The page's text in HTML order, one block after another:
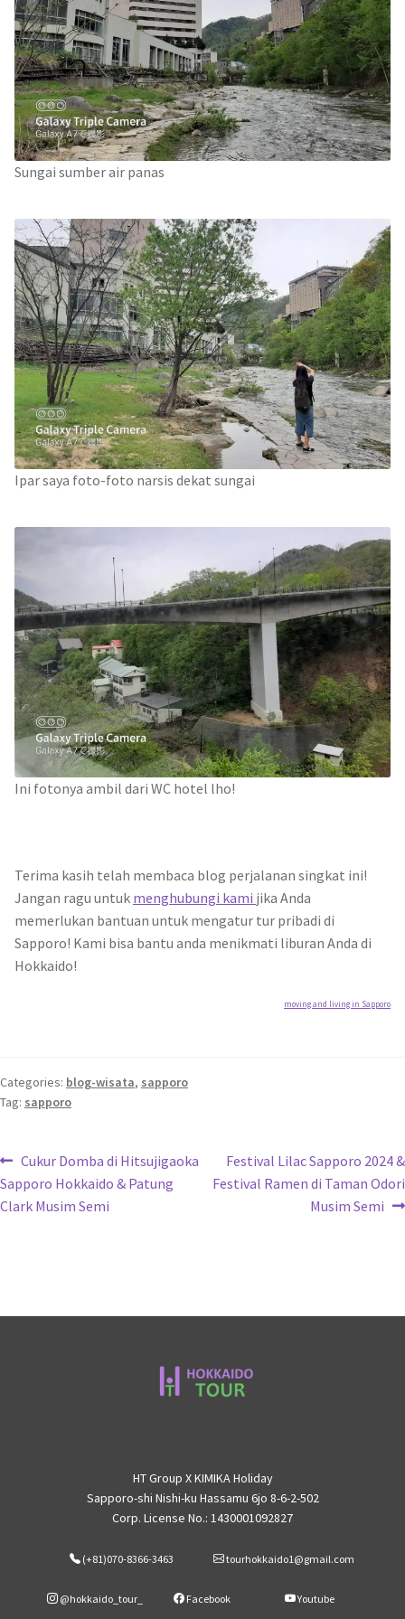
Sungai sumber air panas
Ipar saya foto-foto narsis dekat sungai
Ini fotonya ambil dari WC hotel lho!
Terima kasih telah membaca blog perjalanan singkat ini!
Jangan ragu untuk menghubungi kami jika Anda
memerlukan bantuan untuk mengatur tur pribadi di
Sapporo! Kami bisa bantu anda menikmati liburan Anda di
Hokkaido!
moving and living in Sapporo
Categories: blog-wisata, sapporo
Tag: sapporo
Navigasi
pos
Previous
post:
Cukur Domba di Hitsujigaoka
Sapporo Hokkaido & Patung
Clark Musim Semi
Next
post:
Festival Lilac Sapporo 2024 &
Festival Ramen di Taman Odori
Musim Semi
HT Group X KIMIKA Holiday
Sapporo-shi Nishi-ku Hassamu 6jo 8-6-2-502
Corp. License No.: 1430001092827
(+81)070-8366-3463 tourhokkaido1@gmail.com
@hokkaido_tour_ Facebook Youtube